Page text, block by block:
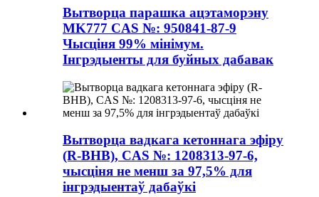
Вытворца парашка ацэтаморэну
MK777 CAS №: 950841-87-9
Чысціня 99% мінімум.
Інгрэдыенты для буйных дабавак
Вытворца вадкага кетоннага эфіру
(R-BHB), CAS №: 1208313-97-6,
чысціня не менш за 97,5% для
інгрэдыентаў дабаўкі